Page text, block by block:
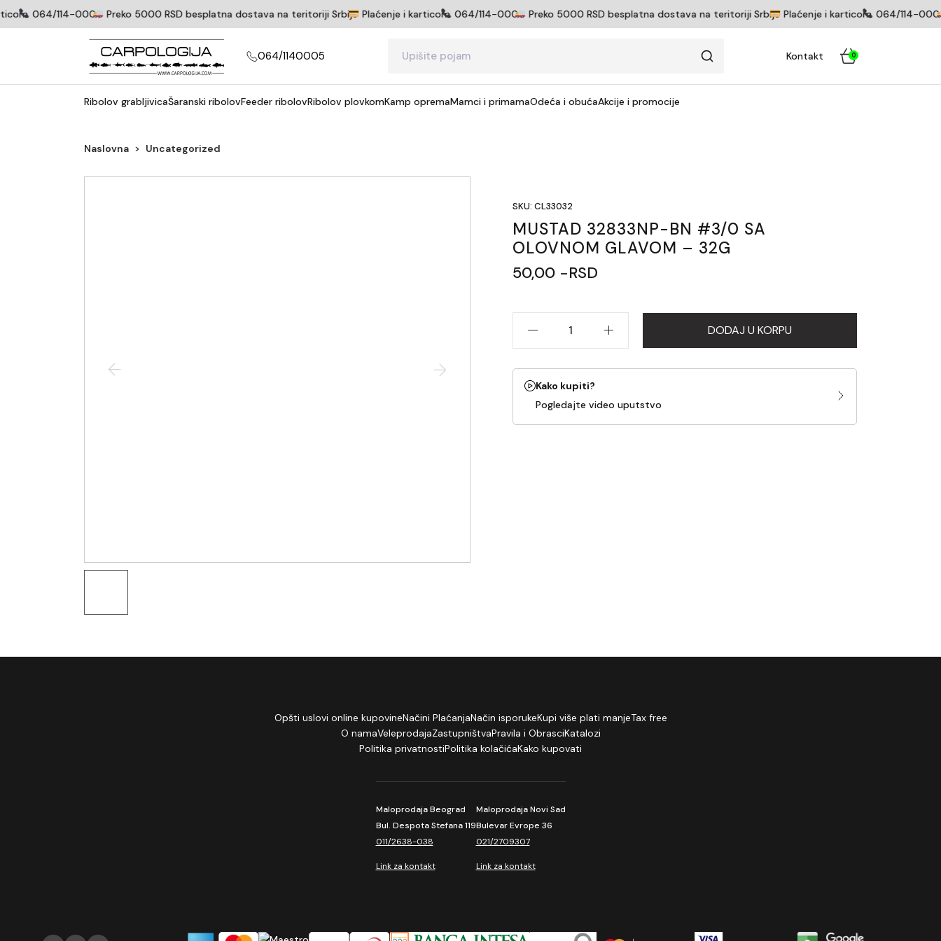
064/114-0005Preko 5000 RSD besplatna dostava na teritoriji SrbijePlaćenje i karticom064/114-0005Preko 5000 RSD besplatna dostava na teritoriji SrbijePlaćenje i karticom064/114-0005
064/1140005 Kontakt 0
Ribolov grabljivicaŠaranski ribolovFeeder ribolovRibolov plovkomKamp opremaMamci i primamaOdeća i obućaAkcije i promocije
Naslovna Uncategorized
SKU: CL33032
MUSTAD 32833NP-BN #3/0 SA
OLOVNOM GLAVOM – 32G
50,00 -RSD
DODAJ U KORPU
Kako kupiti?
Pogledajte video uputstvo
Opšti uslovi online kupovineNačini PlaćanjaNačin isporukeKupi više plati manjeTax free
O namaVeleprodajaZastupništvaPravila i ObrasciKatalozi
Politika privatnostiPolitika kolačićaKako kupovati
Maloprodaja Beograd
Bul. Despota Stefana 119
011/2638-038
Link za kontakt
Maloprodaja Novi Sad
Bulevar Evrope 36
021/2709307
Link za kontakt